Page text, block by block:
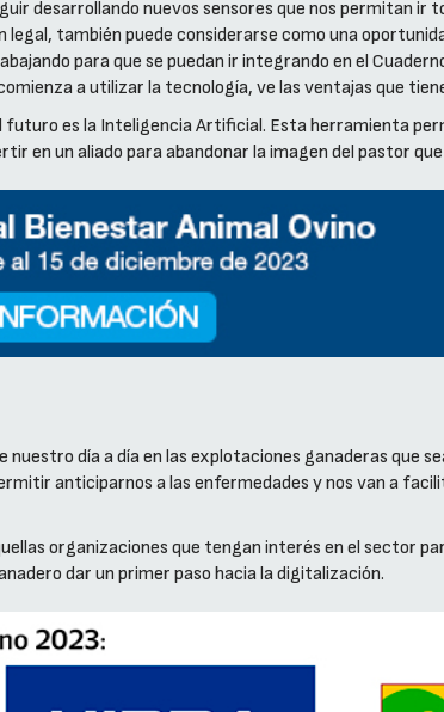
desarrollando nuevos sensores que nos permitan
legal, también puede considerarse como una
para que se puedan ir integrando en el
a utilizar la tecnología, ve las ventajas que
es la Inteligencia Artificial. Esta herramienta
en un aliado para abandonar la imagen del pastor
nuestro día a día en las explotaciones ganaderas que
anticiparnos a las enfermedades y nos van a
organizaciones que tengan interés en el sector
dar un primer paso hacia la digitalización.